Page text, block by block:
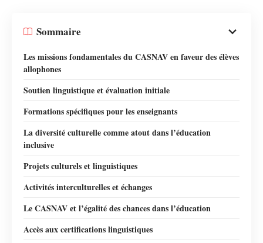
Sommaire
Les missions fondamentales du CASNAV en faveur des élèves
allophones
Soutien linguistique et évaluation initiale
Formations spécifiques pour les enseignants
La diversité culturelle comme atout dans l’éducation
inclusive
Projets culturels et linguistiques
Activités interculturelles et échanges
Le CASNAV et l’égalité des chances dans l’éducation
Accès aux certifications linguistiques